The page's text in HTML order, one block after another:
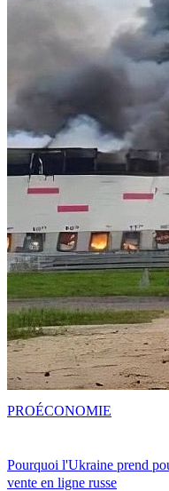
Pourquoi l'Ukraine prend
vente en ligne russe
PROÉCONOMIE